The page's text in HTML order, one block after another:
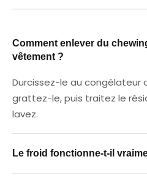
Comment enlever du
vêtement ?
Durcissez-le au congélateur
grattez-le, puis traitez le
lavez.
Le froid fonctionne-t-il